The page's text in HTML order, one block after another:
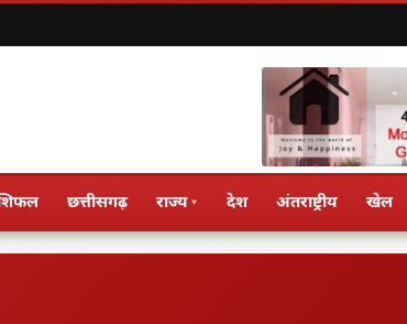
छत्तीसगढ़ राज्य ▾ देश अंतराष्ट्रीय खेल